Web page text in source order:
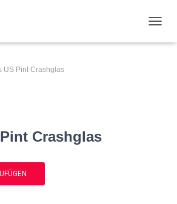
US Pint Crashglas
Crashglas